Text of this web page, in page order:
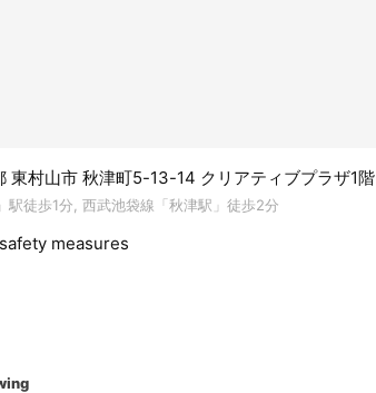
東村山市 秋津町5-13-14 クリアティブプラザ1階
駅徒歩1分, 西武池袋線「秋津駅」徒歩2分
measures